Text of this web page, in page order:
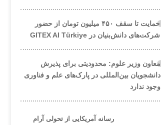
حمایت تا سقف ۴۵۰ میلیون تومان از حضور
شرکت‌های دانش‌بنیان در GITEX AI Türkiye
معاون وزیر علوم: محدودیتی برای پذیرش
دانشجویان بین‌المللی در پارک‌های علم و فناوری
وجود ندارد
رسانه آمریکایی از تحولی آرام